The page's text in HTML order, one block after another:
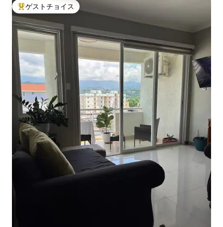
大好評のゲストチョイスです。
ゲストチョイス